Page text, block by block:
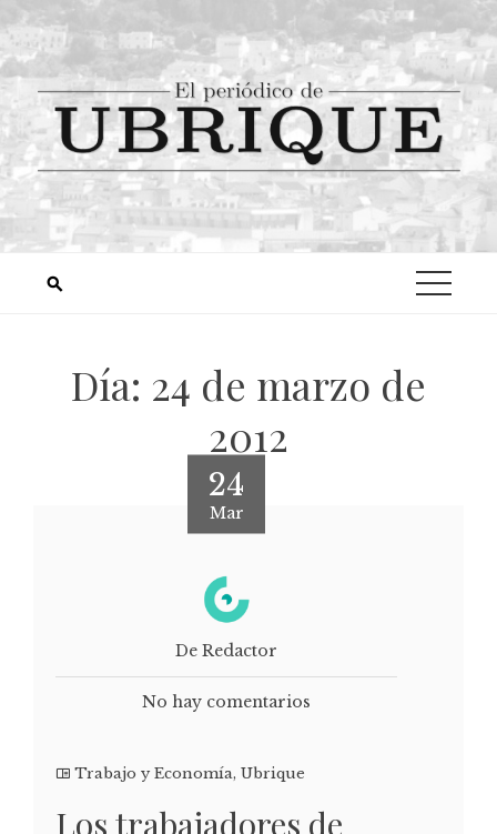
Día: 24 de marzo de
2012
24
Mar
De Redactor
No hay comentarios
Trabajo y Economía, Ubrique
Los trabajadores de